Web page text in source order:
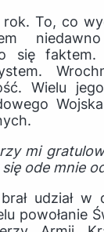
rok. To, co
się
Wielu
mi
ode mnie
udział w
powołanie